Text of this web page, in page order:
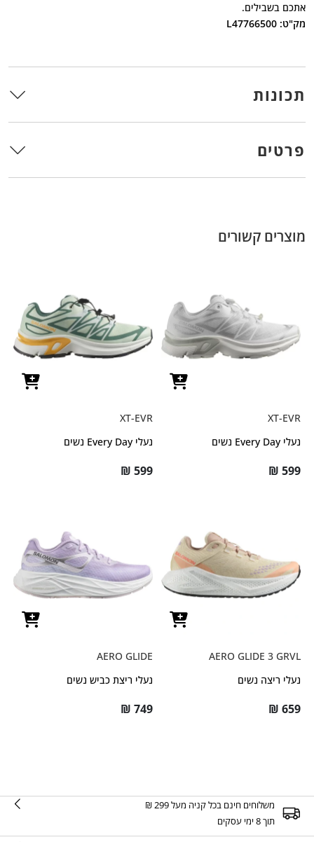
אתכם בשבילים.
מק"ט: L47766500
תכונות
פרטים
מוצרים קשורים
XT-EVR
נעלי Every Day נשים
₪ 599
XT-EVR
נעלי Every Day נשים
₪ 599
AERO GLIDE 3 GRVL
נעלי ריצה נשים
₪ 659
AERO GLIDE
נעלי ריצת כביש נשים
₪ 749
משלוחים חינם בכל קניה מעל 299 ₪
תוך 8 ימי עסקים